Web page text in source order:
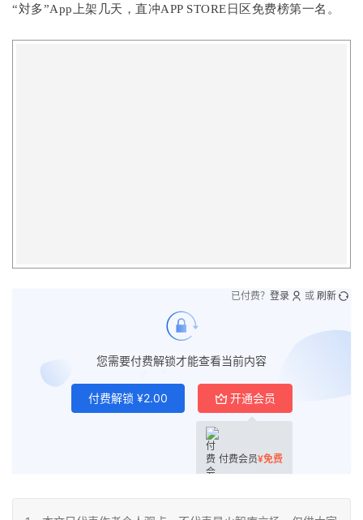
“対多”App上架几天，直冲APP STORE日区免费榜第一名。
您需要付费解锁才能查看当前内容
付费解锁 ¥2.00 开通会员
付费会员¥免费
已付费？ 登录 或 刷新